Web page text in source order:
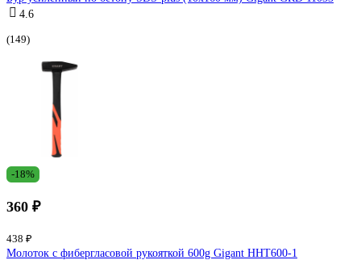
4.6
(149)
-18%
360 ₽
438 ₽
Молоток с фибергласовой рукояткой 600g Gigant HHT600-1